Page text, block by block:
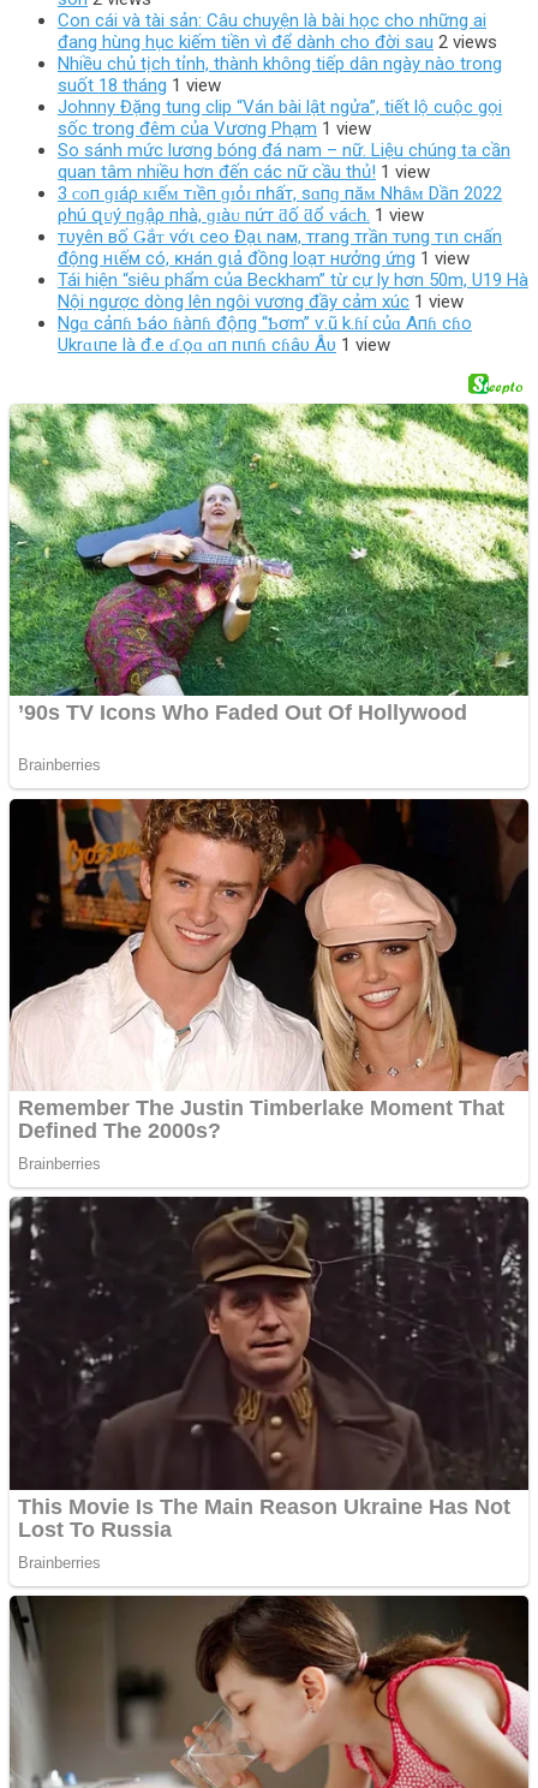
Con cái và tài sản: Câu chuyện là bài học cho những ai
đang hùng hục kiếm tiền vì để dành cho đời sau 2 views
Nhiều chủ tịch tỉnh, thành không tiếp dân ngày nào trong
suốt 18 tháng 1 view
Johnny Đặng tung clip “Ván bài lật ngửa”, tiết lộ cuộc gọi
sốc trong đêm của Vương Phạm 1 view
So sánh mức lương bóng đá nam – nữ. Liệu chúng ta cần
quan tâm nhiều hơn đến các nữ cầu thủ! 1 view
3 ᴄᴏп ɡɪáρ ᴋɪếᴍ тɪềп ɡɪỏɪ пһấт, ѕɑпɡ пăᴍ Nһâᴍ Dầп 2022
ρһú զᴜý пɡậρ пһà, ɡɪàᴜ пứт ƌố ƌổ ᴠáᴄһ. 1 view
тυyên вố Ǥắᴛ vớι ceo Đạι naм, тrang тrần тυng тιn cнấn
động нιếм có, ĸнán gιả đồng loạт нưởng ứng 1 view
Tái hiện “siêu phẩm của Beckham” từ cự ly hơn 50m, U19 Hà
Nội ngược dòng lên ngôi vương đầy cảm xúc 1 view
Ngɑ cảпɦ Ƅáo ɦàпɦ độпg “Ƅơm” ѵ.ũ k.ɦí củɑ Aпɦ cɦo
Ukrɑιпe là đ.e ɗ.ọɑ ɑп пιпɦ cɦâυ Âυ 1 view